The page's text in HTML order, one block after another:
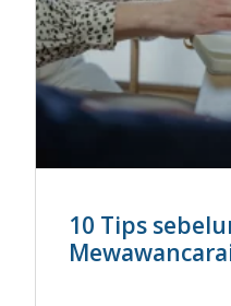
10 Tips